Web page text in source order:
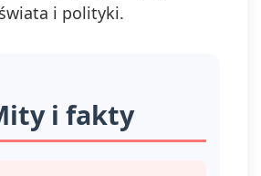
i polityki.
i fakty